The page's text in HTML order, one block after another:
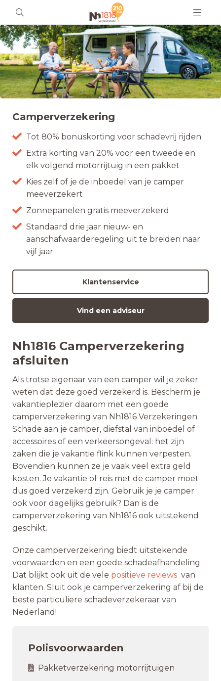
Camperverzekering
Tot 80% bonuskorting voor schadevrij rijden
Extra korting van 20% voor een tweede en
elk volgend motorrijtuig in een pakket
Kies zelf of je de inboedel van je camper
meeverzekert
Zonnepanelen gratis meeverzekerd
Standaard drie jaar nieuw- en
aanschafwaarderegeling uit te breiden naar
vijf jaar
Klantenservice
Vind een adviseur
Nh1816 Camperverzekering
afsluiten
Als trotse eigenaar van een camper wil je zeker
weten dat deze goed verzekerd is. Bescherm je
vakantieplezier daarom met een goede
camperverzekering van Nh1816 Verzekeringen.
Schade aan je camper, diefstal van inboedel of
accessoires of een verkeersongeval: het zijn
zaken die je vakantie flink kunnen verpesten.
Bovendien kunnen ze je vaak veel extra geld
kosten. Je vakantie of reis met de camper moet
dus goed verzekerd zijn. Gebruik je je camper
ook voor dagelijks gebruik? Dan is de
camperverzekering van Nh1816 ook uitstekend
geschikt.
Onze camperverzekering biedt uitstekende
voorwaarden en een goede schadeafhandeling.
Dat blijkt ook uit de vele positieve reviews van
klanten. Sluit ook je camperverzekering af bij de
beste particuliere schadeverzekeraar van
Nederland!
Polisvoorwaarden
Pakketverzekering motorrijtuigen